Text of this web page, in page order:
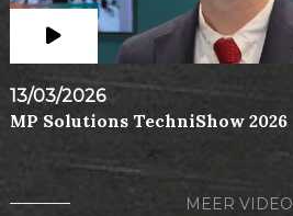
13/03/2026
MP Solutions TechniShow 2026
MEER